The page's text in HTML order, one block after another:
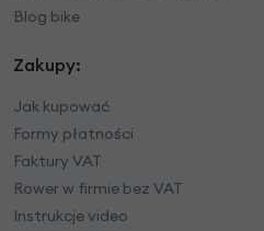
Blog bike
Zakupy:
Jak kupować
Formy płatności
Faktury VAT
Rower w firmie bez VAT
Instrukcje video